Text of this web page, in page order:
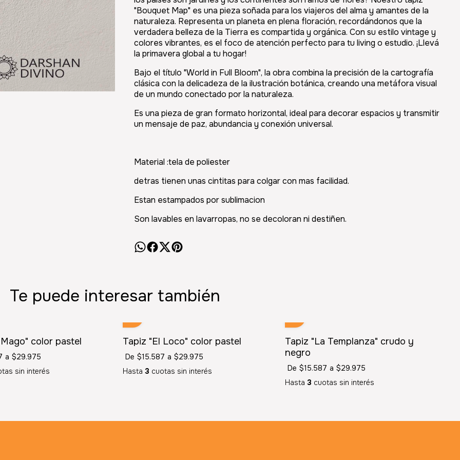
"Bouquet Map" es una pieza soñada para los viajeros del alma y amantes de la
naturaleza. Representa un planeta en plena floración, recordándonos que la
verdadera belleza de la Tierra es compartida y orgánica. Con su estilo vintage y
colores vibrantes, es el foco de atención perfecto para tu living o estudio. ¡Llevá
la primavera global a tu hogar!
Bajo el título "World in Full Bloom", la obra combina la precisión de la cartografía
clásica con la delicadeza de la ilustración botánica, creando una metáfora visual
de un mundo conectado por la naturaleza.
Es una pieza de gran formato horizontal, ideal para decorar espacios y transmitir
un mensaje de paz, abundancia y conexión universal.
Material :tela de poliester
detras tienen unas cintitas para colgar con mas facilidad.
Estan estampados por sublimacion
Son lavables en lavarropas, no se decoloran ni destiñen.
Te puede interesar también
color pastel
a $29.975
sin interés
Tapiz "El Loco" color pastel
De $15.587 a $29.975
Hasta 3 cuotas sin interés
Tapiz "La Templanza" crudo y
negro
De $15.587 a $29.975
Hasta 3 cuotas sin interés